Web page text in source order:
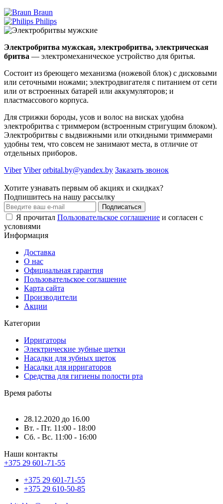
Braun
Philips
Электробритва мужская, электробритва, электрическая
бритва — электромеханическое устройство для бритья.
Состоит из бреющего механизма (ножевой блок) с дисковыми
или сеточными ножами; электродвигателя с питанием от сети
или от встроенных батарей или аккумуляторов; и
пластмассового корпуса.
Для стрижки бороды, усов и волос на висках удобна
электробритва с триммером (встроенным стригущим блоком).
Электробритвы с выдвижными или откидными триммерами
удобны тем, что совсем не занимают места, в отличие от
отдельных приборов.
Viber Viber orbital.by@yandex.by Заказать звонок
Хотите узнавать первым об акциях и скидках?
Подпишитесь на нашу рассылку
Подписаться
Я прочитал Пользовательское соглашение и согласен с
условиями
Информация
Доставка
О нас
Официальная гарантия
Пользовательское соглашение
Карта сайта
Производители
Акции
Категории
Ирригаторы
Электрические зубные щетки
Насадки для зубных щеток
Насадки для ирригаторов
Средства для гигиены полости рта
Время работы
28.12.2020 до 16.00
Вт. - Пт. 11:00 - 18:00
Сб. - Вс. 11:00 - 16:00
Наши контакты
+375 29 601-71-55
+375 29 601-71-55
+375 29 610-50-85